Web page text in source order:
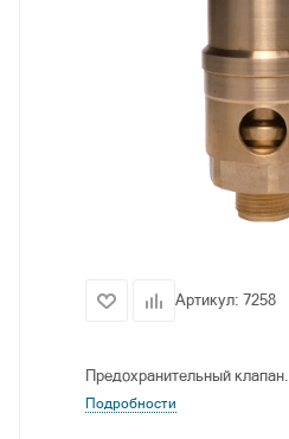
Артикул: 7258
Предохранительный
Подробности